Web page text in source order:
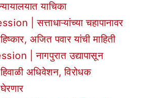
याचिका
| सत्ताधाऱ्यांच्या चहापानावर
अजित पवार यांची माहिती
| नागपुरात उद्यापासून
अधिवेशन, विरोधक
घेरणार